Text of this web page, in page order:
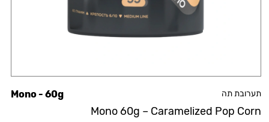
תערובת תה
Mono 60g – Caramelized Pop Corn
Mono - 60g